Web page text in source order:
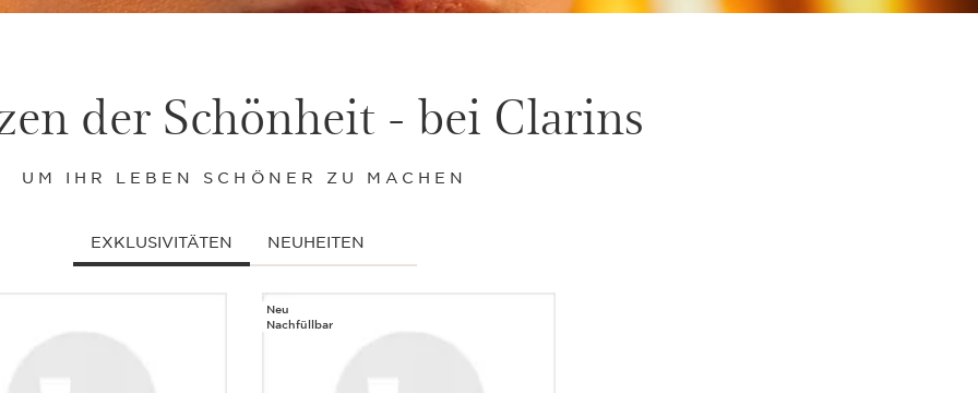
der Schönheit - bei Clarins
UM IHR LEBEN SCHÖNER ZU MACHEN
EXKLUSIVITÄTEN NEUHEITEN
Neu
Nachfüllbar